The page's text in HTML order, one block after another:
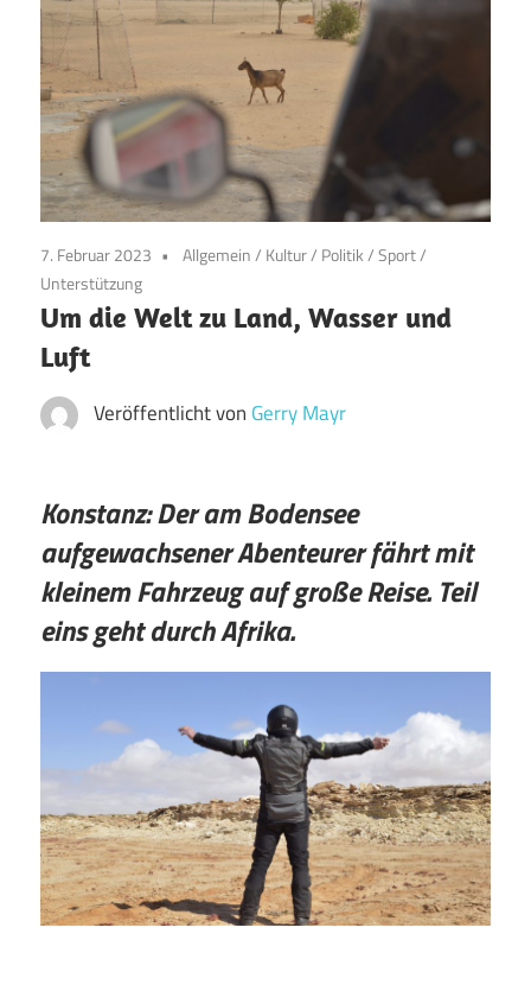
7. Februar 2023 Allgemein/ Kultur/ Politik/Sport/
Unterstützung
Um die Welt zu Land, Wasser und
Luft
Veröffentlicht von Gerry Mayr
Konstanz: Der am Bodensee
aufgewachsener Abenteurer fährt mit
kleinem Fahrzeug auf große Reise. Teil
eins geht durch Afrika.